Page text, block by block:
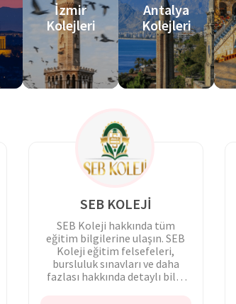
İzmir
Kolejleri
Antalya
Kolejleri
SEB KOLEJİ
SEB Koleji hakkında tüm
eğitim bilgilerine ulaşın. SEB
Koleji eğitim felsefeleri,
bursluluk sınavları ve daha
fazlası hakkında detaylı bilgi